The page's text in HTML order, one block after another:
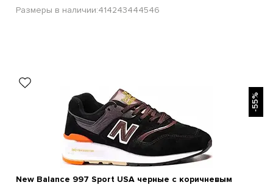
Размеры в наличии:414243444546
-55%
New Balance 997 Sport USA черные с коричневым